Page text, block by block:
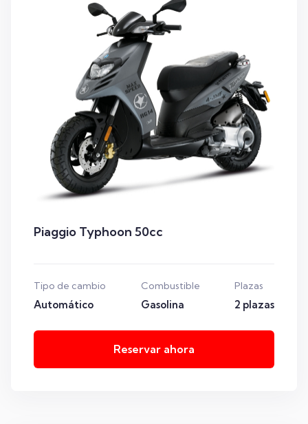
Piaggio Typhoon 50cc
Tipo de cambio
Automático
Combustible
Gasolina
Plazas
2 plazas
Reservar ahora